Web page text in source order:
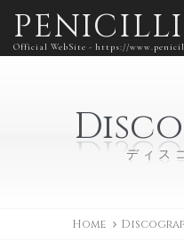
Official WebSite - https://
ディス
Home